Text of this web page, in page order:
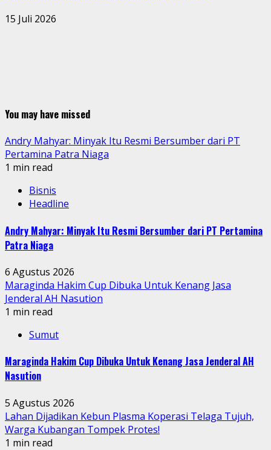
15 Juli 2026
You may have missed
Andry Mahyar: Minyak Itu Resmi Bersumber dari PT
Pertamina Patra Niaga
1 min read
Bisnis
Headline
Andry Mahyar: Minyak Itu Resmi Bersumber dari PT Pertamina
Patra Niaga
6 Agustus 2026
Maraginda Hakim Cup Dibuka Untuk Kenang Jasa
Jenderal AH Nasution
1 min read
Sumut
Maraginda Hakim Cup Dibuka Untuk Kenang Jasa Jenderal AH
Nasution
5 Agustus 2026
Lahan Dijadikan Kebun Plasma Koperasi Telaga Tujuh,
Warga Kubangan Tompek Protes!
1 min read